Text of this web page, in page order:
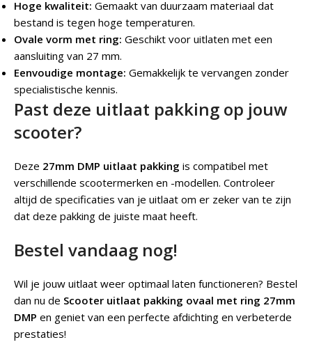
Hoge kwaliteit: Gemaakt van duurzaam materiaal dat
bestand is tegen hoge temperaturen.
Ovale vorm met ring: Geschikt voor uitlaten met een
aansluiting van 27 mm.
Eenvoudige montage: Gemakkelijk te vervangen zonder
specialistische kennis.
Past deze uitlaat pakking op jouw
scooter?
Deze 27mm DMP uitlaat pakking is compatibel met
verschillende scootermerken en -modellen. Controleer
altijd de specificaties van je uitlaat om er zeker van te zijn
dat deze pakking de juiste maat heeft.
Bestel vandaag nog!
Wil je jouw uitlaat weer optimaal laten functioneren? Bestel
dan nu de Scooter uitlaat pakking ovaal met ring 27mm
DMP en geniet van een perfecte afdichting en verbeterde
prestaties!